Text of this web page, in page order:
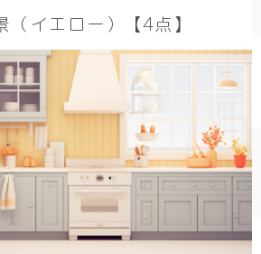
（イエロー）【4点】